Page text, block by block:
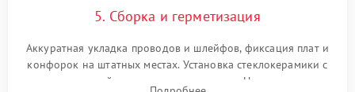
5. Сборка и герметизация
Аккуратная укладка проводов и шлейфов, фиксация плат и
конфорок на штатных местах. Установка стеклокерамики с
проверкой равномерности зазоров. Нанесение